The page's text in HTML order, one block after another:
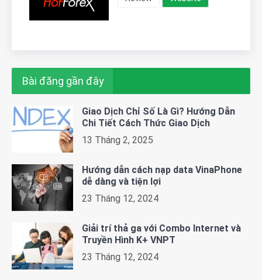
Bài đăng gần đây
Giao Dịch Chỉ Số Là Gì? Hướng Dẫn
Chi Tiết Cách Thức Giao Dịch
13 Tháng 2, 2025
Hướng dẫn cách nạp data VinaPhone
dễ dàng và tiện lợi
23 Tháng 12, 2024
Giải trí thả ga với Combo Internet và
Truyền Hình K+ VNPT
23 Tháng 12, 2024